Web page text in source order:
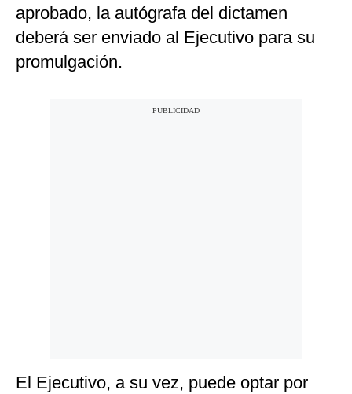
aprobado, la autógrafa del dictamen
deberá ser enviado al Ejecutivo para su
promulgación.
El Ejecutivo, a su vez, puede optar por